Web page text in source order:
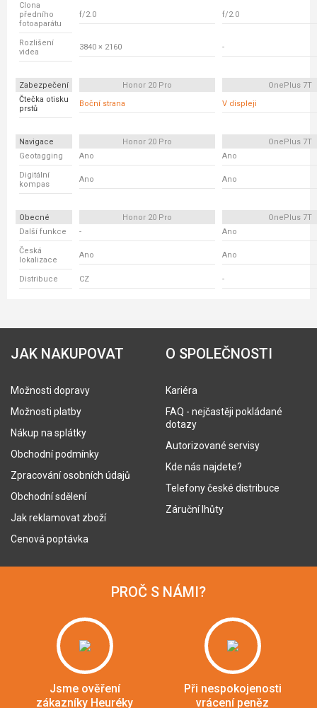
Clona
předního
fotoaparátu
f/2.0 f/2.0
Rozlišení
videa
3840 × 2160 -
Zabezpečení Honor 20 Pro
OnePlus 7T
Čtečka otisku
prstů
Boční strana V displeji
Navigace Honor 20 Pro
OnePlus 7T
Geotagging
Ano Ano
Digitální
kompas
Ano Ano
Obecné Honor 20 Pro
OnePlus 7T
Další funkce
- Ano
Česká
lokalizace
Ano Ano
Distribuce CZ -
JAK NAKUPOVAT
Možnosti dopravy
Možnosti platby
Nákup na splátky
Obchodní podmínky
Zpracování osobních údajů
Obchodní sdělení
Jak reklamovat zboží
Cenová poptávka
O SPOLEČNOSTI
Kariéra
FAQ - nejčastěji pokládané
dotazy
Autorizované servisy
Kde nás najdete?
Telefony české distribuce
Záruční lhůty
PROČ S NÁMI?
Jsme ověření
zákazníky Heuréky
Při nespokojenosti
vrácení peněz